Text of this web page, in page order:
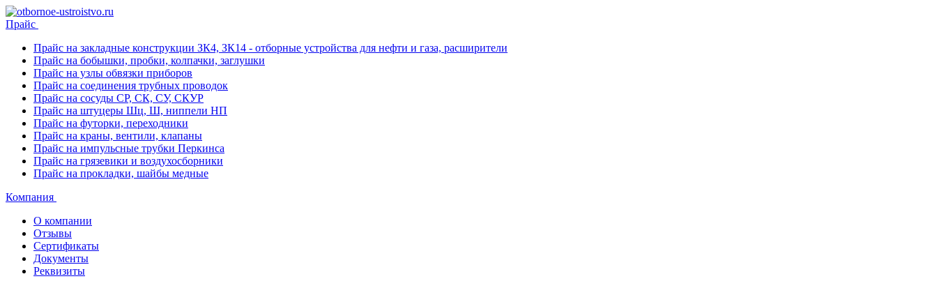
Прайс
Прайс на закладные конструкции ЗК4, ЗК14 - отборные устройства для нефти и газа, расширители
Прайс на бобышки, пробки, колпачки, заглушки
Прайс на узлы обвязки приборов
Прайс на соединения трубных проводок
Прайс на сосуды СР, СК, СУ, СКУР
Прайс на штуцеры Шц, Ш, ниппели НП
Прайс на футорки, переходники
Прайс на краны, вентили, клапаны
Прайс на импульсные трубки Перкинса
Прайс на грязевики и воздухосборники
Прайс на прокладки, шайбы медные
Компания
О компании
Отзывы
Сертификаты
Документы
Реквизиты